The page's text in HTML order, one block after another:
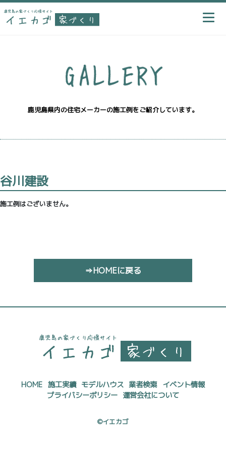
鹿児島県内の住宅メーカーの施工例をご紹介しています。
谷川建設
施工例はございません。
⇒HOMEに戻る
HOME 施工実績 モデルハウス 業者検索 イベント情報
プライバシーポリシー 運営会社について
©イエカゴ